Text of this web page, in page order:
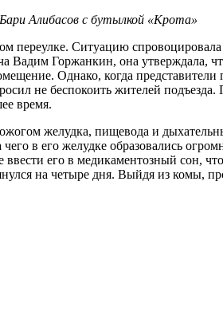
Бари Алибасов с бутылкой «Крота»
Ситуацию
Горжанкин, она утверждала,
Однако, когда
не беспокоить жителей
время.
желудка, пищевода и
в его желудке образовались
ввести его в медикаментозный
на четыре дня. Выйдя из комы,